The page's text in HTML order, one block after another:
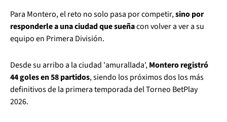
Para Montero, el reto no solo pasa por competir,sino por
responderle a una ciudad que sueñacon volver a ver a su
equipo en Primera División.
Desde su arribo a la ciudad 'amurallada',Montero registró
44 goles en 58 partidos, siendo los próximos dos los más
definitivos de la primera temporada del Torneo BetPlay
2026.